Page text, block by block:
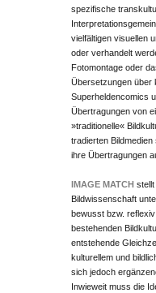
spezifische
vielfältigen visuellen
oder verhandelt
Fotomontage oder
Übersetzungen über
Superheldencomics
Übertragungen von
»traditionelle«
tradierten
ihre Übertragungen
IMAGE MATCH
Bildwissenschaft
bewusst bzw.
bestehenden
entstehende
kulturellem und
sich jedoch
Inwieweit muss die